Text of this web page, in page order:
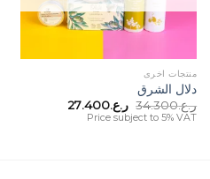
منتجات اخرى
دلال الشرق
ر.ع.34.300 السعر
الأصلي
هو:
ر.ع.27.400السعر
Price subject to 5% VAT